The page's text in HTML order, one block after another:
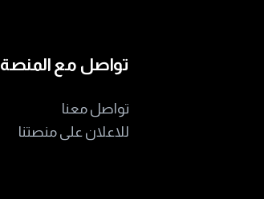
تواصل مع المنصة
تواصل معنا
للاعلان على منصتنا